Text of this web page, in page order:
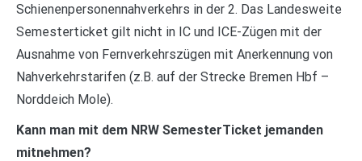
Schienenpersonennahverkehrs in der 2. Das Landesweite
Semesterticket gilt nicht in IC und ICE-Zügen mit der
Ausnahme von Fernverkehrszügen mit Anerkennung von
Nahverkehrstarifen (z.B. auf der Strecke Bremen Hbf –
Norddeich Mole).
Kann man mit dem NRW SemesterTicket jemanden
mitnehmen?